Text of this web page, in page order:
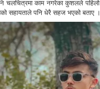
चलचित्रमा काम नगरेका कुशलले पहिलो
सहायताले पनि धेरै सहज भएको बताए ।